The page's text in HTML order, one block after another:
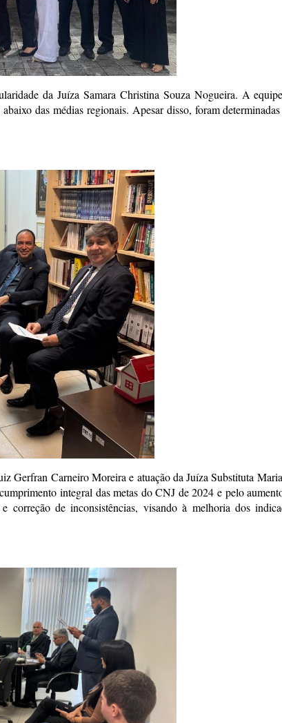
da Juíza Samara Christina Souza Nogueira. A
das médias regionais. Apesar disso, foram
Gerfran Carneiro Moreira e atuação da Juíza Substituta
integral das metas do CNJ de 2024 e pelo
correção de inconsistências, visando à melhoria dos